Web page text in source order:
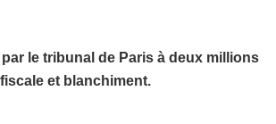
le tribunal de Paris à deux millions
et blanchiment.